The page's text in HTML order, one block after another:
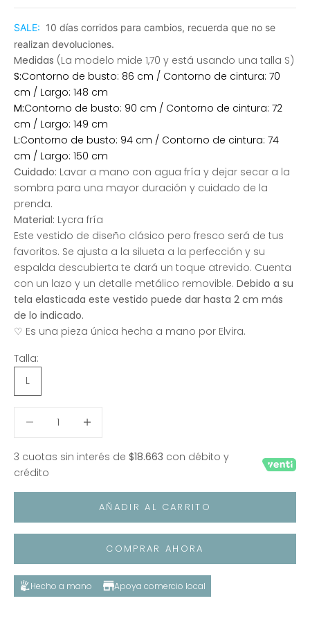
SALE: 10 días corridos para cambios, recuerda que no se
realizan devoluciones.
Medidas (La modelo mide 1,70 y está usando una talla S)
S:Contorno de busto: 86 cm / Contorno de cintura: 70
cm / Largo: 148 cm
M:Contorno de busto: 90 cm / Contorno de cintura: 72
cm / Largo: 149 cm
L:Contorno de busto: 94 cm / Contorno de cintura: 74
cm / Largo: 150 cm
Cuidado: Lavar a mano con agua fría y dejar secar a la
sombra para una mayor duración y cuidado de la
prenda.
Material: Lycra fría
Este vestido de diseño clásico pero fresco será de tus
favoritos. Se ajusta a la silueta a la perfección y su
espalda descubierta te dará un toque atrevido. Cuenta
con un lazo y un detalle metálico removible. Debido a su
tela elasticada este vestido puede dar hasta 2 cm más
de lo indicado.
♡ Es una pieza única hecha a mano por Elvira.
Talla:
L
3 cuotas sin interés de $18.663 con débito y
crédito
AÑADIR AL CARRITO
COMPRAR AHORA
Hecho a mano Apoya comercio local